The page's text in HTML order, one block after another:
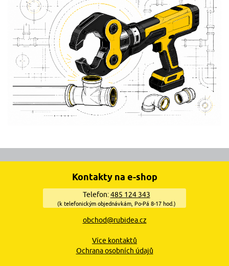
Kontakty na e-shop
Telefon:485 124 343
(k telefonickým objednávkám, Po-Pá 8-17 hod.)
obchod@rubidea.cz
Více kontaktů
Ochrana osobních údajů